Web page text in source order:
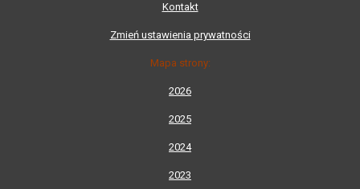
Kontakt
Zmień ustawienia prywatności
Mapa strony:
2026
2025
2024
2023